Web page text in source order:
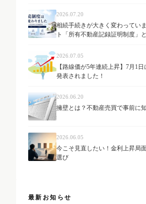
2026.07.20
相続手続きが大きく変わってい
ト「所有不動産記録証明制度」
2026.07.05
【路線価が5年連続上昇】7月1
発表されました！
2026.06.20
擁壁とは？不動産売買で事前に
2026.06.05
今こそ見直したい！金利上昇局
選び
最新お知らせ